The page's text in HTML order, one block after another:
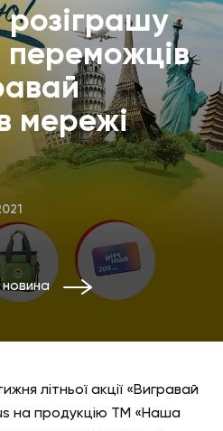
розіграшу
мережі
літньої акції «Вигравай
на продукцію ТМ «Наша